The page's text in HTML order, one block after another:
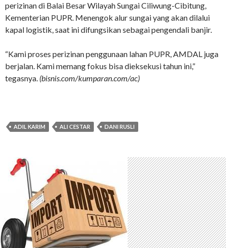
perizinan di Balai Besar Wilayah Sungai Ciliwung-Cibitung,
Kementerian PUPR. Menengok alur sungai yang akan dilalui
kapal logistik, saat ini difungsikan sebagai pengendali banjir.
“Kami proses perizinan penggunaan lahan PUPR, AMDAL juga
berjalan. Kami memang fokus bisa dieksekusi tahun ini,”
tegasnya. (bisnis.com/kumparan.com/ac)
ADIL KARIM ALI CESTAR DANI RUSLI